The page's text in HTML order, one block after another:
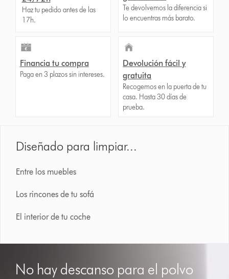
Haz tu pedido antes de las
17h.
Te devolvemos la diferencia si
lo encuentras más barato.
Financia tu compra
Paga en 3 plazos sin intereses.
Devolución fácil y
gratuita
Recogemos en la puerta de tu
casa. Hasta 30 días de
prueba.
Diseñado para limpiar...
Entre los muebles
Los rincones de tu sofá
El interior de tu coche
No hay descanso para el polvo